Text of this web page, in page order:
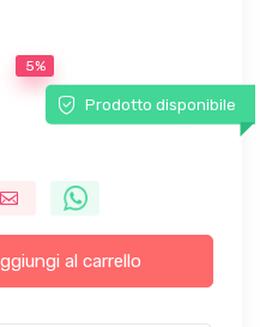
5%
Prodotto disponibile
al carrello